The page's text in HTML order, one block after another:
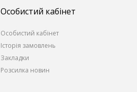
Особистий кабінет
Особистий кабінет
Історія замовлень
Закладки
Розсилка новин